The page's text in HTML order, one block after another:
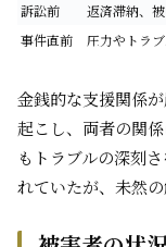
訴訟前
返済滞納、
事件直前
圧力やトラ
金銭的な支援関係
起こし、両者の関
もトラブルの深刻
れていたが、未然の